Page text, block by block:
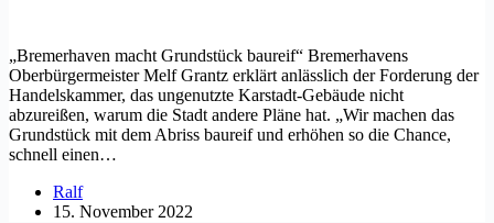
„Bremerhaven macht Grundstück baureif“ Bremerhavens
Oberbürgermeister Melf Grantz erklärt anlässlich der Forderung der
Handelskammer, das ungenutzte Karstadt-Gebäude nicht
abzureißen, warum die Stadt andere Pläne hat. „Wir machen das
Grundstück mit dem Abriss baureif und erhöhen so die Chance,
schnell einen…
Ralf
15. November 2022